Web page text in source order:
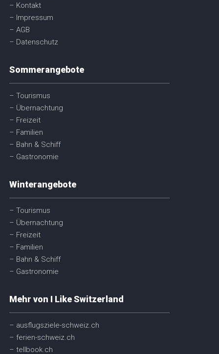
– Kontakt
– Impressum
– AGB
– Datenschutz
Sommerangebote
– Tourismus
– Übernachtung
– Freizeit
– Familien
– Bahn & Schiff
– Gastronomie
Winterangebote
– Tourismus
– Übernachtung
– Freizeit
– Familien
– Bahn & Schiff
– Gastronomie
Mehr von I Like Switzerland
– ausflugsziele-schweiz.ch
– ferien-schweiz.ch
– tellbook.ch